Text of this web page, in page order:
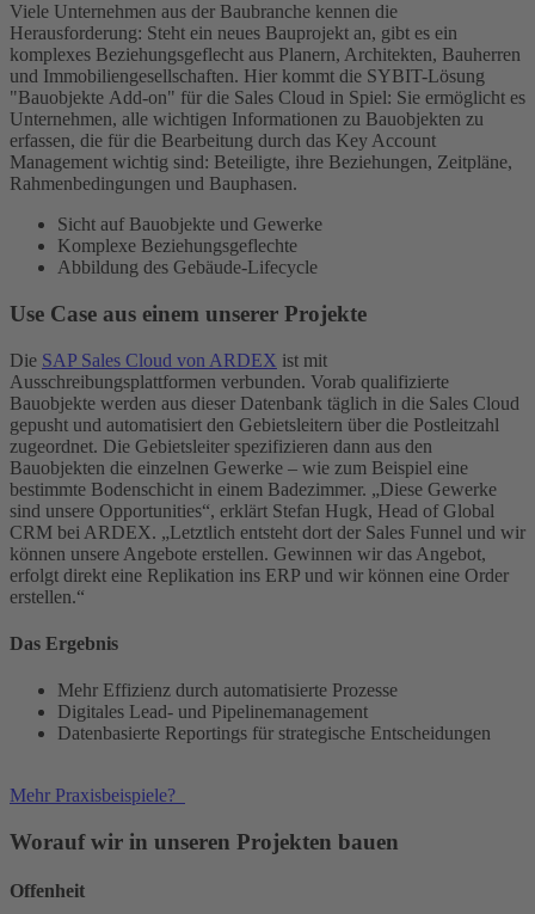
Viele Unternehmen aus der Baubranche kennen die
Herausforderung: Steht ein neues Bauprojekt an, gibt es ein
komplexes Beziehungsgeflecht aus Planern, Architekten, Bauherren
und Immobiliengesellschaften. Hier kommt die SYBIT-Lösung
"Bauobjekte Add-on" für die Sales Cloud in Spiel: Sie ermöglicht es
Unternehmen, alle wichtigen Informationen zu Bauobjekten zu
erfassen, die für die Bearbeitung durch das Key Account
Management wichtig sind: Beteiligte, ihre Beziehungen, Zeitpläne,
Rahmenbedingungen und Bauphasen.
Sicht auf Bauobjekte und Gewerke
Komplexe Beziehungsgeflechte
Abbildung des Gebäude-Lifecycle
Use Case aus einem unserer Projekte
Die SAP Sales Cloud von ARDEX ist mit
Ausschreibungsplattformen verbunden. Vorab qualifizierte
Bauobjekte werden aus dieser Datenbank täglich in die Sales Cloud
gepusht und automatisiert den Gebietsleitern über die Postleitzahl
zugeordnet. Die Gebietsleiter spezifizieren dann aus den
Bauobjekten die einzelnen Gewerke – wie zum Beispiel eine
bestimmte Bodenschicht in einem Badezimmer. „Diese Gewerke
sind unsere Opportunities“, erklärt Stefan Hugk, Head of Global
CRM bei ARDEX. „Letztlich entsteht dort der Sales Funnel und wir
können unsere Angebote erstellen. Gewinnen wir das Angebot,
erfolgt direkt eine Replikation ins ERP und wir können eine Order
erstellen.“
Das Ergebnis
Mehr Effizienz durch automatisierte Prozesse
Digitales Lead- und Pipelinemanagement
Datenbasierte Reportings für strategische Entscheidungen
Mehr Praxisbeispiele?
Worauf wir in unseren Projekten bauen
Offenheit